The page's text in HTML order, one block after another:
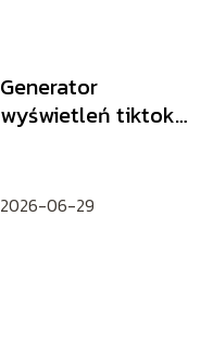
Generator
wyświetleń tiktok
2026-06-29